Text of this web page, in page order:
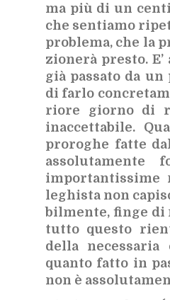
ma più di un
che sen­tia­mo
pro­ble­ma, che la
zio­ne­rà pre­sto.
già pas­sa­to da un
di far­lo
rio­re gior­no di
inac­cet­ta­bi­le.
pro­ro­ghe fat­te
as­so­lu­ta­men­te
im­por­tan­tis­si­me
le­ghi­sta non
bil­men­te, fin­ge di
tut­to que­sto
del­la ne­ces­sa­ria
quan­to fat­to in
non è